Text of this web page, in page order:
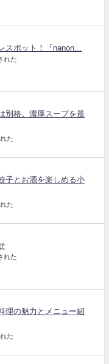
スポット！『nanon...
れた
別格。濃厚スープを最
た
子とお酒を楽しめる小
た
れた
理の魅力とメニュー紹
た